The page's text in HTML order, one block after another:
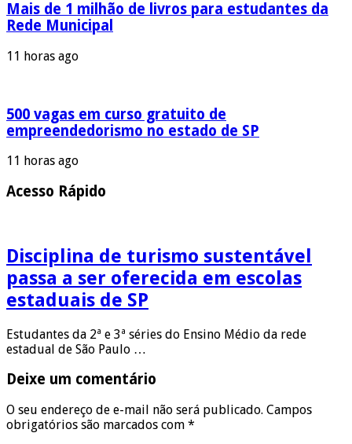
Mais de 1 milhão de livros para estudantes da
Rede Municipal
11 horas ago
500 vagas em curso gratuito de
empreendedorismo no estado de SP
11 horas ago
Acesso Rápido
Disciplina de turismo sustentável
passa a ser oferecida em escolas
estaduais de SP
Estudantes da 2ª e 3ª séries do Ensino Médio da rede
estadual de São Paulo …
Deixe um comentário
O seu endereço de e-mail não será publicado. Campos
obrigatórios são marcados com *